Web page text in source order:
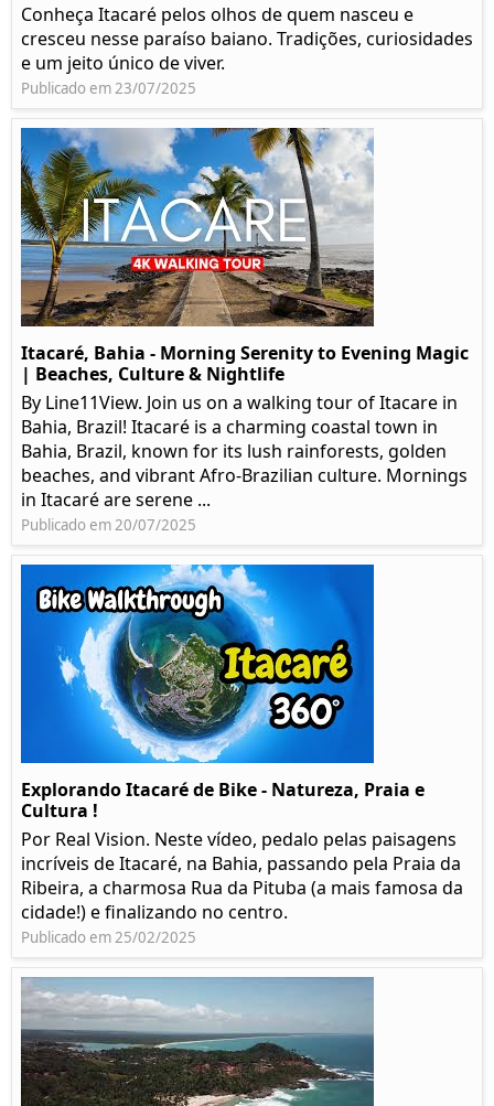
Conheça Itacaré pelos olhos de quem nasceu e
cresceu nesse paraíso baiano. Tradições, curiosidades
e um jeito único de viver.
Publicado em 23/07/2025
Itacaré, Bahia - Morning Serenity to Evening Magic
| Beaches, Culture & Nightlife
By Line11View. Join us on a walking tour of Itacare in
Bahia, Brazil! Itacaré is a charming coastal town in
Bahia, Brazil, known for its lush rainforests, golden
beaches, and vibrant Afro-Brazilian culture. Mornings
in Itacaré are serene ...
Publicado em 20/07/2025
Explorando Itacaré de Bike - Natureza, Praia e
Cultura !
Por Real Vision. Neste vídeo, pedalo pelas paisagens
incríveis de Itacaré, na Bahia, passando pela Praia da
Ribeira, a charmosa Rua da Pituba (a mais famosa da
cidade!) e finalizando no centro.
Publicado em 25/02/2025